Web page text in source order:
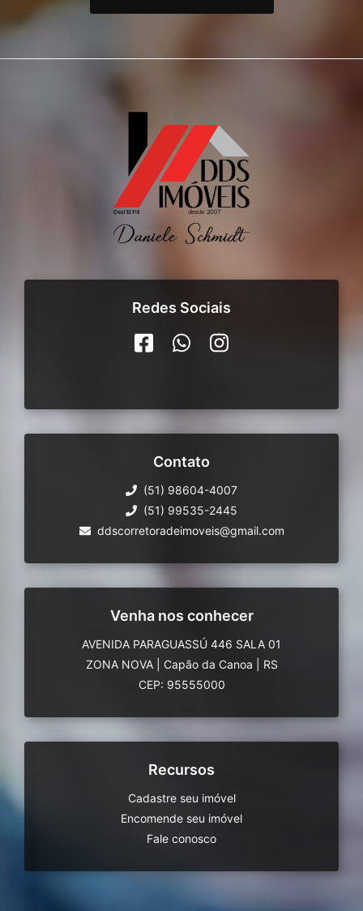
Redes Sociais
Contato
(51) 98604-4007
(51) 99535-2445
ddscorretoradeimoveis@gmail.com
Venha nos conhecer
AVENIDA PARAGUASSÚ 446 SALA 01
ZONA NOVA
Capão da Canoa
RS
CEP: 95555000
Recursos
Cadastre seu imóvel
Encomende seu imóvel
Fale conosco